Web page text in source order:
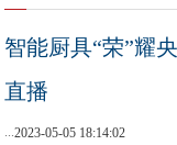
智能厨具“荣”耀
直播
...2023-05-05 18:14:02